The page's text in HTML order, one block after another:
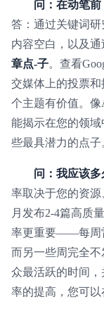
问：在动笔
答：通过关键词
内容空白，以及
章点-子。查看
交媒体上的投票
个主题有价值。像
能揭示在您的领
些最具潜力的点子
问：我应该
率取决于您的资
月发布2-4篇高质
率更重要——每周
而另一些周完全
众最活跃的时间
率的提高，您可以